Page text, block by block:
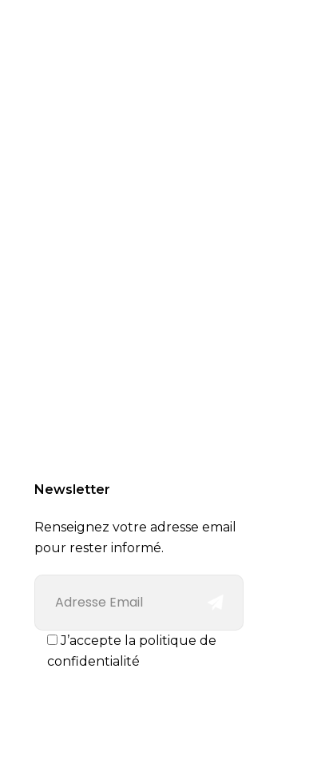
Newsletter
Renseignez votre adresse email
pour rester informé.
J’accepte la politique de
confidentialité